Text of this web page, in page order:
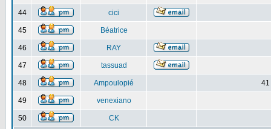
44 cici
45 Béatrice
46 RAY
47 tassuad
48 Ampoulopié 41
49 venexiano
50 CK